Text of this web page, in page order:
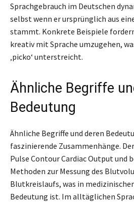
Sprachgebrauch im Deutschen
selbst wenn er ursprünglich aus
stammt. Konkrete Beispiele
kreativ mit Sprache umzugehen,
‚picko‘ unterstreicht.
Ähnliche Begriffe
Bedeutung
Ähnliche Begriffe und deren
faszinierende Zusammenhänge.
Pulse Contour Cardiac Output und
Methoden zur Messung des
Blutkreislaufs, was in
Bedeutung ist. Im alltäglichen